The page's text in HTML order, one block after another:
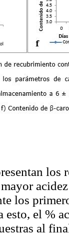
los
los
esto, el %
al